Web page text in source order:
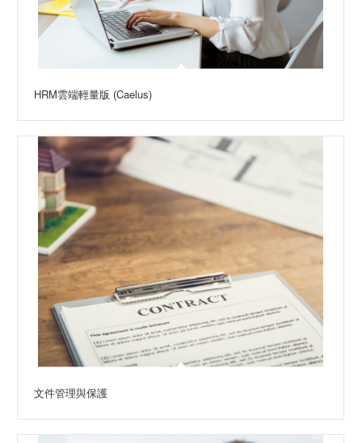
HRM雲端輕量版 (Caelus)
文件管理與保護